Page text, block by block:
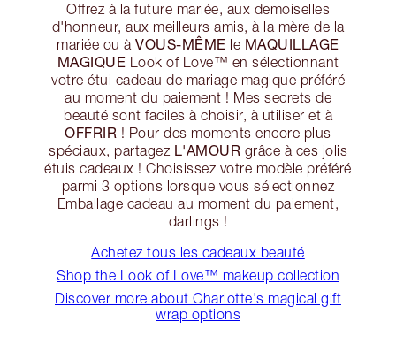
Offrez à la future mariée, aux demoiselles
d'honneur, aux meilleurs amis, à la mère de la
mariée ou àVOUS-MÊME le MAQUILLAGE
MAGIQUE Look of Love™ en sélectionnant
votre étui cadeau de mariage magique préféré
au moment du paiement ! Mes secrets de
beauté sont faciles à choisir, à utiliser et à
OFFRIR ! Pour des moments encore plus
spéciaux, partagez L'AMOUR grâce à ces jolis
étuis cadeaux ! Choisissez votre modèle préféré
parmi 3 options lorsque vous sélectionnez
Emballage cadeau au moment du paiement,
darlings !
Achetez tous les cadeaux beauté
Shop the Look of Love™ makeup collection
Discover more about Charlotte's magical gift
wrap options